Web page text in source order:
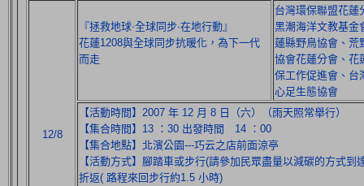
12/8
『拯救地球‧全球同步‧在地行動』
花蓮1208與全球同步抗暖化，為下一代
而走
台灣環保聯盟花蓮
黑潮海洋文教基金
蓮縣野鳥協會、荒
協會花蓮分會、花
保工作促進會、台
心足生態協會
【活動時間】2007 年 12 月 8 日（六）（雨天照常舉行）
【集合時間】13 ：30 出發時間 14 ：00
【集合地點】北濱公園---巧云之店前面涼亭
【活動方式】腳踏車或步行(請參加民眾盡量以減碳的方式
折返( 路程來回步行約1.5 小時)